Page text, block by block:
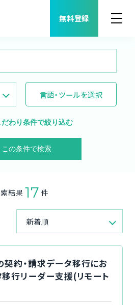
無料登録
介
言語・ツールを選択
わり条件で絞り込む
この条件で検索
結果 17 件
新着順
約・請求データ移行にお
移行リーダー支援(リモート